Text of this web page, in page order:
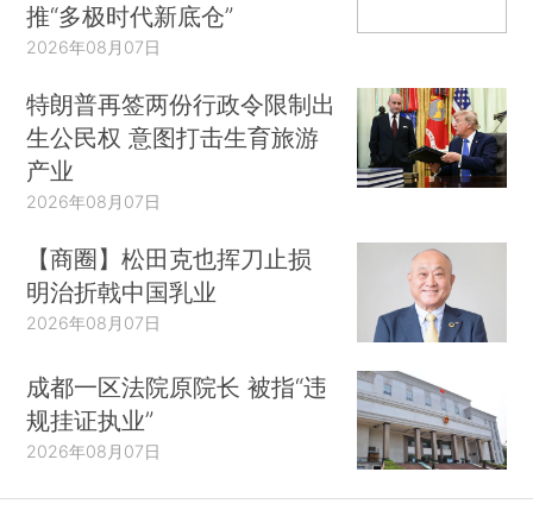
推“多极时代新底仓”
2026年08月07日
特朗普再签两份行政令限制出
生公民权 意图打击生育旅游
产业
2026年08月07日
【商圈】松田克也挥刀止损
明治折戟中国乳业
2026年08月07日
成都一区法院原院长 被指“违
规挂证执业”
2026年08月07日